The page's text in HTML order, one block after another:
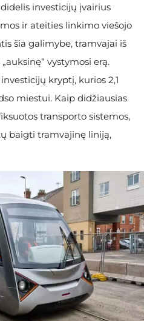
investicijų įvairius
ir ateities linkimo viešojo
šia galimybe, tramvajai iš
vystymosi erą.
kryptį, kurios 2,1
miestui. Kaip didžiausias
transporto sistemos,
baigti tramvajinę liniją,